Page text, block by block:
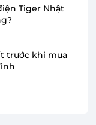
hiện đại và
chín nhanh và
khiến bữa
Tiger Nhật
trước khi mua